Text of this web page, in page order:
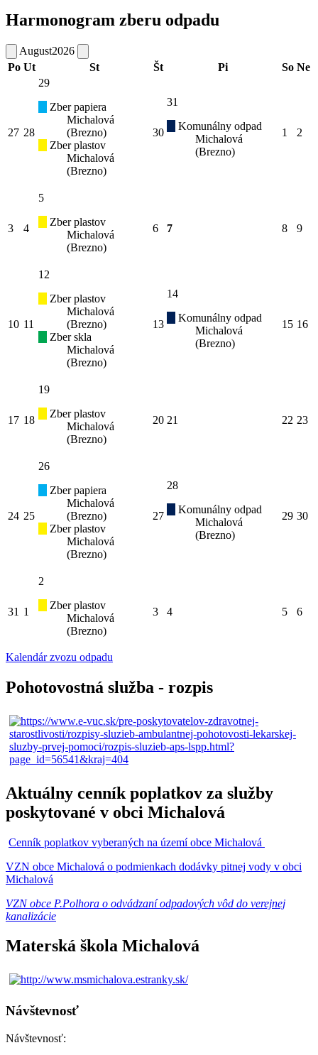
Harmonogram zberu odpadu
August2026
Po Ut St Št Pi So Ne
27 28
29
Zber papiera
Michalová
(Brezno)
Zber plastov
Michalová
(Brezno)
30
31
Komunálny odpad
Michalová
(Brezno)
1 2
3 4
5
Zber plastov
Michalová
(Brezno)
6 7 8 9
10 11
12
Zber plastov
Michalová
(Brezno)
Zber skla
Michalová
(Brezno)
13
14
Komunálny odpad
Michalová
(Brezno)
15 16
17 18
19
Zber plastov
Michalová
(Brezno)
20 21 22 23
24 25
26
Zber papiera
Michalová
(Brezno)
Zber plastov
Michalová
(Brezno)
27
28
Komunálny odpad
Michalová
(Brezno)
29 30
31 1
2
Zber plastov
Michalová
(Brezno)
3 4 5 6
Kalendár zvozu odpadu
Pohotovostná služba - rozpis
Aktuálny cenník poplatkov za služby
poskytované v obci Michalová
Cenník poplatkov vyberaných na území obce Michalová
VZN obce Michalová o podmienkach dodávky pitnej vody v obci
Michalová
VZN obce P.Polhora o odvádzaní odpadových vôd do verejnej
kanalizácie
Materská škola Michalová
Návštevnosť
Návštevnosť: